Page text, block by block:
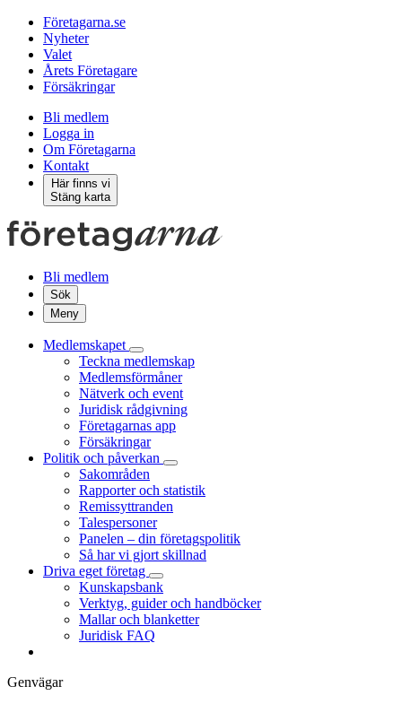
Företagarna.se
Nyheter
Valet
Årets Företagare
Försäkringar
Bli medlem
Logga in
Om Företagarna
Kontakt
Här finns vi
Stäng karta
Bli medlem
Sök
Meny
Medlemskapet
Teckna medlemskap
Medlemsförmåner
Nätverk och event
Juridisk rådgivning
Företagarnas app
Försäkringar
Politik och påverkan
Sakområden
Rapporter och statistik
Remissyttranden
Talespersoner
Panelen – din företagspolitik
Så har vi gjort skillnad
Driva eget företag
Kunskapsbank
Verktyg, guider och handböcker
Mallar och blanketter
Juridisk FAQ
Genvägar